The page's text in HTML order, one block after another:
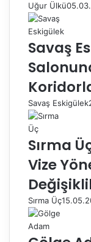
Uğur Ülkü
Savaş
Savaş Eskigülek
Sırma
Vize
Sırma Üç